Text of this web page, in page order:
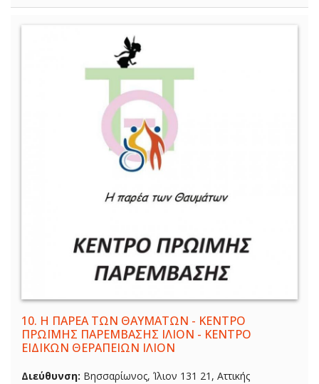
10. Η ΠΑΡΕΑ ΤΩΝ ΘΑΥΜΑΤΩΝ - ΚΕΝΤΡΟ
ΠΡΩΪΜΗΣ ΠΑΡΕΜΒΑΣΗΣ ΙΛΙΟΝ - ΚΕΝΤΡΟ
ΕΙΔΙΚΩΝ ΘΕΡΑΠΕΙΩΝ ΙΛΙΟΝ
Διεύθυνση: Βησσαρίωνος, Ίλιον 131 21, Αττικής